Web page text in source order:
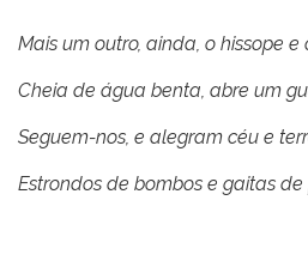
Mais um outro, ainda, o hissope e
Cheia de água benta, abre um
Seguem-nos, e alegram céu e
Estrondos de bombos e gaitas de